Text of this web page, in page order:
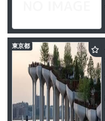
東京都